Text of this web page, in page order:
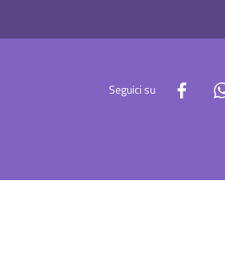
Seguici su